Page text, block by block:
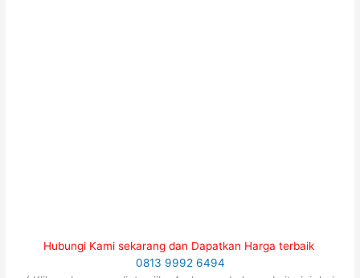
Hubungi Kami sekarang dan Dapatkan Harga terbaik
0813 9992 6494